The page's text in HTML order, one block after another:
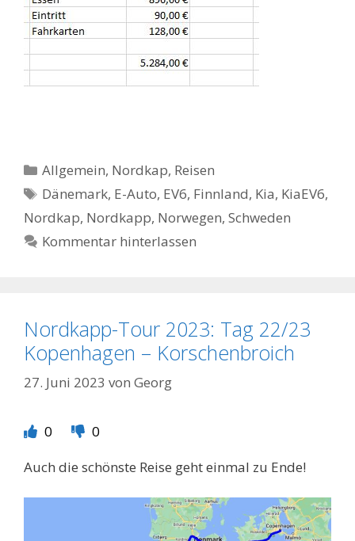
Kategorien
Allgemein, Nordkap, Reisen
Schlagwörter
Dänemark, E-Auto, EV6, Finnland, Kia, KiaEV6,
Nordkap, Nordkapp, Norwegen, Schweden
Kommentar hinterlassen
Nordkapp-Tour 2023: Tag 22/23
Kopenhagen – Korschenbroich
27. Juni 2023 von Georg
0
0
Auch die schönste Reise geht einmal zu Ende!